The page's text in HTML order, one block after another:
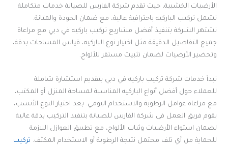
الأرضيات الخشبية، حيث تقدم شركة الفارس للصيانة خدمات متكاملة
تشمل تركيب الباركيه باحترافية عالية، مع ضمان الجودة والمتانة.
تشتهر الشركة بتنفيذ أفضل مشاريع تركيب باركيه في دبي مع مراعاة
جميع التفاصيل الدقيقة مثل اختيار نوع الباركيه، قياس المساحات بدقة،
وتحضير الأرضيات لضمان تثبيت مستقر للألواح.
تبدأ خدمات شركة تركيب باركيه في دبي بتقديم استشارة شاملة
للعملاء حول أفضل أنواع الباركيه المناسبة لمساحة المنزل أو المكتب،
مع مراعاة عوامل الرطوبة والاستخدام اليومي. بعد اختيار النوع الأنسب،
يقوم فريق العمل في شركة الفارس للصيانة بتنفيذ التركيب بدقة عالية
لضمان استواء الأرضيات وثبات الألواح، مع تطبيق العوازل اللازمة
للحماية من أي تلف محتمل نتيجة الرطوبة أو الاستخدام المكثف. تركيب